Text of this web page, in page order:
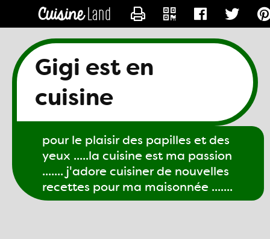
Gigi est en
cuisine
pour le plaisir des papilles et des
yeux .....la cuisine est ma passion
....... j'adore cuisiner de nouvelles
recettes pour ma maisonnée .......
CONTACTER GIGI61